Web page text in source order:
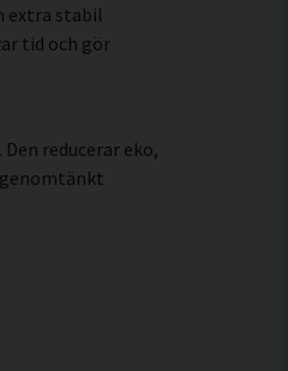
extra stabil
tid och gör
reducerar eko,